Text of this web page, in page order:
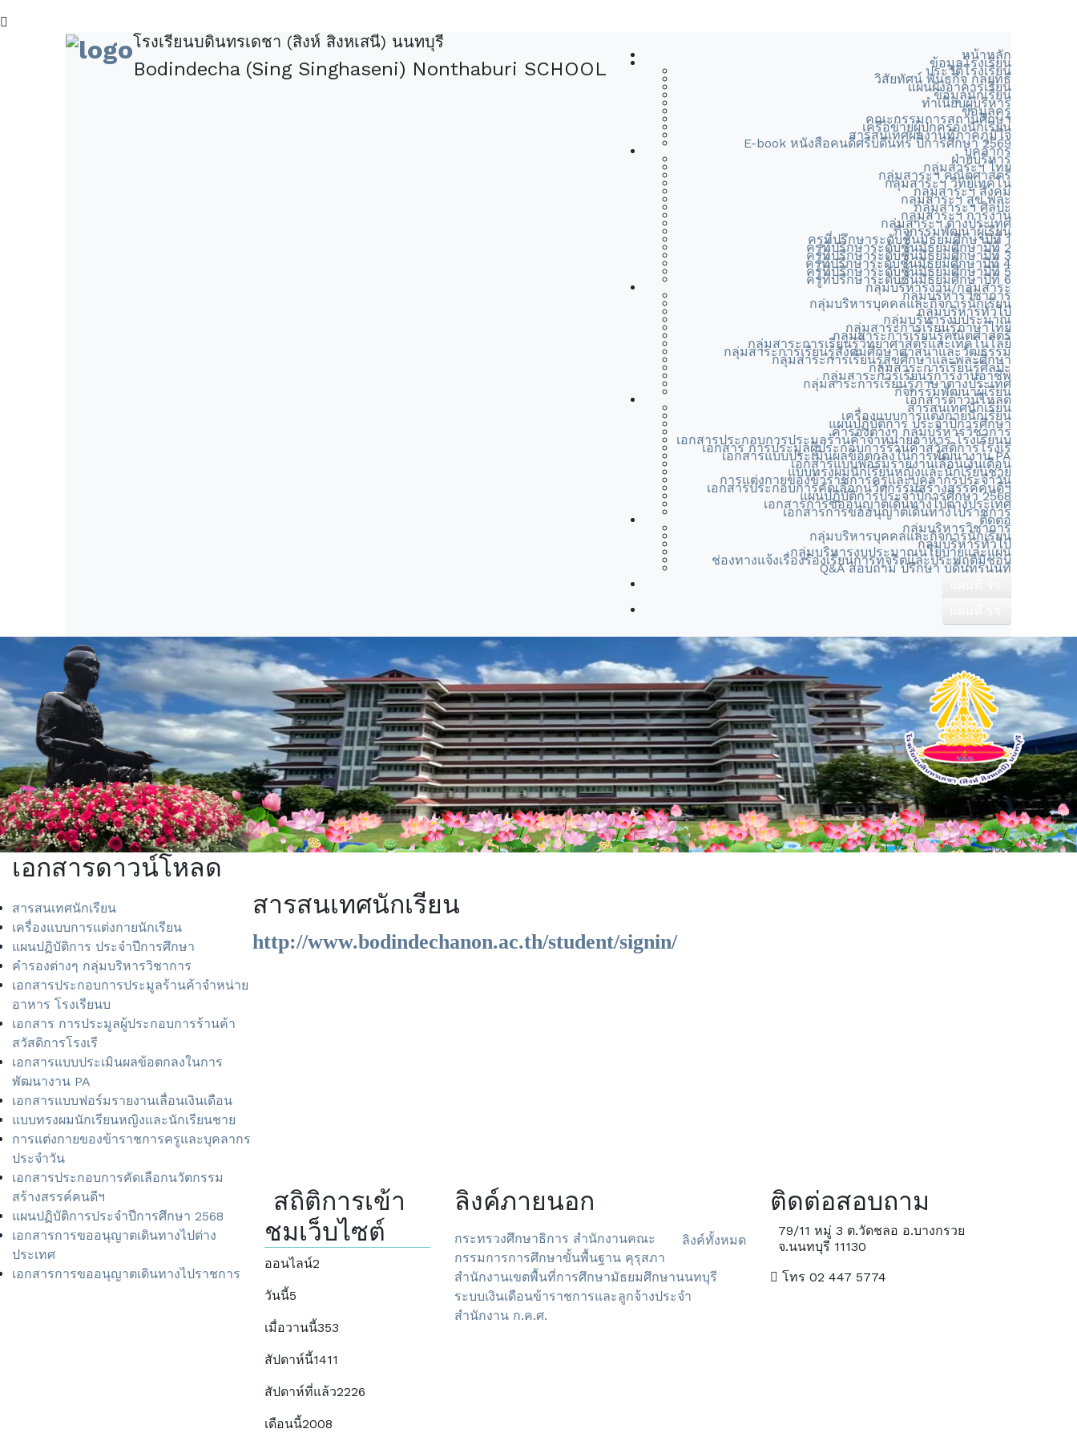
โรงเรียนบดินทรเดชา (สิงห์ สิงหเสนี) นนทบุรี
Bodindecha (Sing Singhaseni) Nonthaburi SCHOOL
หน้าหลัก
ข้อมูลโรงเรียน
ประวัติโรงเรียน
วิสัยทัศน์ พันธกิจ กลยุทธ์
แผนผังอาคารเรียน
ข้อมูลนักเรียน
ทำเนียบผู้บริหาร
ข้อมูลครู
คณะกรรมการสถานศึกษา
เครือข่ายผู้ปกครองนักเรียน
สารสนเทศผลงานที่ภาคภูมิใจ
E-book หนังสือคนดีศรีบดินทร ปีการศึกษา 2569
บุคลากร
ฝ่ายบริหาร
กลุ่มสาระฯ ไทย
กลุ่มสาระฯ คณิตศาสตร์
กลุ่มสาระฯ วิทย์เทคโน
กลุ่มสาระฯ สังคม
กลุ่มสาระฯ สุข พละ
กลุ่มสาระฯ ศิลปะ
กลุ่มสาระฯ การงาน
กลุ่มสาระฯ ต่างประเทศ
กิจกรรมพัฒนาผู้เรียน
ครูที่ปรึกษาระดับชั้นมัธยมศึกษาปีที่ 1
ครูที่ปรึกษาระดับชั้นมัธยมศึกษาปีที่ 2
ครูที่ปรึกษาระดับชั้นมัธยมศึกษาปีที่ 3
ครูที่ปรึกษาระดับชั้นมัธยมศึกษาปีที่ 4
ครูที่ปรึกษาระดับชั้นมัธยมศึกษาปีที่ 5
ครูที่ปรึกษาระดับชั้นมัธยมศึกษาปีที่ 6
กลุ่มบริหารงาน/กลุ่มสาระ
กลุ่มบริหารวิชาการ
กลุ่มบริหารบุคคลและกิจการนักเรียน
กลุ่มบริหารทั่วไป
กลุ่มบริหารงบประมาณ
กลุ่มสาระการเรียนรู้ภาษาไทย
กลุ่มสาระการเรียนรู้คณิตศาสตร์
กลุ่มสาระการเรียนรู้วิทยาศาสตร์และเทคโนโลยี
กลุ่มสาระการเรียนรู้สังคมศึกษาศาสนาและวัฒธรรม
กลุ่มสาระการเรียนรู้สุขศึกษาและพละศึกษา
กลุ่มสาระการเรียนรู้ศิลปะ
กลุ่มสาระการเรียนรู้การงานอาชีพ
กลุ่มสาระการเรียนรู้ภาษาต่างประเทศ
กิจกรรมพัฒนาผู้เรียน
เอกสารดาวน์โหลด
สารสนเทศนักเรียน
เครื่องแบบการแต่งกายนักเรียน
แผนปฏิบัติการ ประจำปีการศึกษา
คำรองต่างๆ กลุ่มบริหารวิชาการ
เอกสารประกอบการประมูลร้านค้าจำหน่ายอาหาร โรงเรียนบ
เอกสาร การประมูลผู้ประกอบการร้านค้าสวัสดิการโรงเรี
เอกสารแบบประเมินผลข้อตกลงในการพัฒนางาน PA
เอกสารแบบฟอร์มรายงานเลื่อนเงินเดือน
แบบทรงผมนักเรียนหญิงและนักเรียนชาย
การแต่งกายของข้าราชการครูและบุคลากรประจำวัน
เอกสารประกอบการคัดเลือกนวัตกรรมสร้างสรรค์คนดีฯ
แผนปฏิบัติการประจำปีการศึกษา 2568
เอกสารการขออนุญาตเดินทางไปต่างประเทศ
เอกสารการขออนุญาตเดินทางไปราชการ
ติดต่อ
กลุ่มบริหารวิชาการ
กลุ่มบริหารบุคคลและกิจการนักเรียน
กลุ่มบริหารทั่วไป
กลุ่มบริหารงบประมาณนโยบายและแผน
ช่องทางแจ้งเรื่องร้องเรียนการทุจริตและประพฤติมิชอบ
Q&A สอบถาม ปรึกษา บดินทรนนท์
เอกสารดาวน์โหลด
สารสนเทศนักเรียน
เครื่องแบบการแต่งกายนักเรียน
แผนปฏิบัติการ ประจำปีการศึกษา
คำรองต่างๆ กลุ่มบริหารวิชาการ
เอกสารประกอบการประมูลร้านค้าจำหน่าย
อาหาร โรงเรียนบ
เอกสาร การประมูลผู้ประกอบการร้านค้า
สวัสดิการโรงเรี
เอกสารแบบประเมินผลข้อตกลงในการ
พัฒนางาน PA
เอกสารแบบฟอร์มรายงานเลื่อนเงินเดือน
แบบทรงผมนักเรียนหญิงและนักเรียนชาย
การแต่งกายของข้าราชการครูและบุคลากร
ประจำวัน
เอกสารประกอบการคัดเลือกนวัตกรรม
สร้างสรรค์คนดีฯ
แผนปฏิบัติการประจำปีการศึกษา 2568
เอกสารการขออนุญาตเดินทางไปต่าง
ประเทศ
เอกสารการขออนุญาตเดินทางไปราชการ
สารสนเทศนักเรียน
http://www.bodindechanon.ac.th/student/signin/
สถิติการเข้า
ชมเว็บไซต์
ออนไลน์2
วันนี้5
เมื่อวานนี้353
สัปดาห์นี้1411
สัปดาห์ที่แล้ว2226
เดือนนี้2008
ลิงค์ภายนอก
ลิงค์ทั้งหมด
กระทรวงศึกษาธิการ สำนักงานคณะ
กรรมการการศึกษาขั้นพื้นฐาน คุรุสภา
สำนักงานเขตพื้นที่การศึกษามัธยมศึกษานนทบุรี
ระบบเงินเดือนข้าราชการและลูกจ้างประจำ
สำนักงาน ก.ค.ศ.
ติดต่อสอบถาม
79/11 หมู่ 3 ต.วัดชลอ อ.บางกรวย
จ.นนทบุรี 11130
โทร 02 447 5774